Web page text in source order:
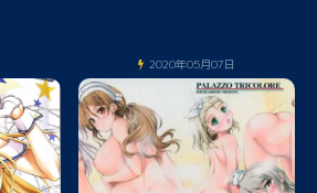
2020年05月07日